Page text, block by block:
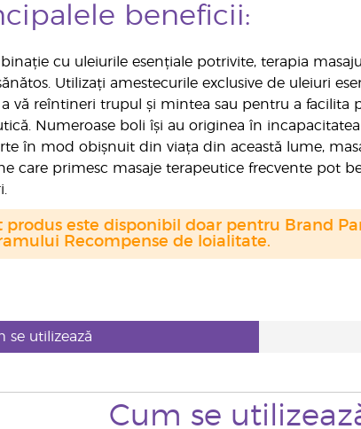
beneficii:
cu uleiurile esențiale potrivite, terapia
Utilizați amestecurile exclusive de uleiuri
vă reîntineri trupul și mintea sau pentru a facilita
Numeroase boli își au originea în incapacitatea
în mod obișnuit din viața din această lume,
care primesc masaje terapeutice frecvente pot
produs este disponibil doar pentru Brand
Recompense de loialitate.
se utilizează
Cum se